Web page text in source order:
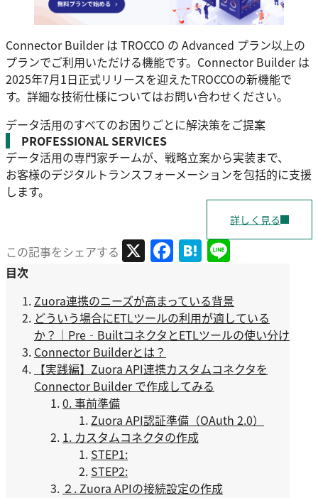
Connector Builder は TROCCO の Advanced プラン以上の
プランでご利用いただける機能です。Connector Builder は
2025年7月1日正式リリースを迎えたTROCCOの新機能で
す。詳細な技術仕様についてはお問い合わせください。
データ活用のすべてのお困りごとに解決策をご提案
PROFESSIONAL SERVICES
データ活用の専門家チームが、戦略立案から実装まで、
お客様のデジタルトランスフォーメーションを包括的に支援
します。
詳しく見る
この記事をシェアする X Facebook
Hatena
目次
Zuora連携のニーズが高まっている背景
どういう場合にETLツールの利用が適している
か？｜Pre‑BuiltコネクタとETLツールの使い分け
Connector Builderとは？
【実践編】Zuora API連携カスタムコネクタを
Connector Builder で作成してみる
0. 事前準備
Zuora API認証準備（OAuth 2.0）
1. カスタムコネクタの作成
STEP1:
STEP2:
２. Zuora APIの接続設定の作成